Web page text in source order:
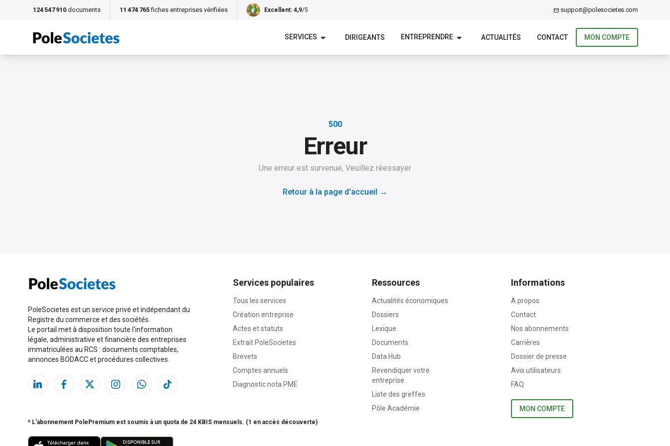
124 547 910 documents 11 474 765 fiches entreprises vérifiées Excellent: 4,9/5 support@polesocietes.com
SERVICES DIRIGEANTS ENTREPRENDRE ACTUALITÉS CONTACT MON COMPTE
500
Erreur
Une erreur est survenue, Veuillez réessayer
Retour à la page d'accueil →
PoleSocietes est un service privé et indépendant du
Registre du commerce et des sociétés.
Le portail met à disposition toute l'information
légale, administrative et financière des entreprises
immatriculées au RCS : documents comptables,
annonces BODACC et procédures collectives.
Services populaires
Tous les services
Création entreprise
Actes et statuts
Extrait PoleSocietes
Brevets
Comptes annuels
Diagnostic nota PME
Ressources
Actualités économiques
Dossiers
Lexique
Documents
Data Hub
Revendiquer votre
entreprise
Liste des greffes
Pôle Académie
Informations
A propos
Contact
Nos abonnements
Carrières
Dossier de presse
Avis utilisateurs
FAQ
MON COMPTE
* L'abonnement PolePremium est soumis à un quota de 24 KBIS mensuels. (1 en accès découverte)